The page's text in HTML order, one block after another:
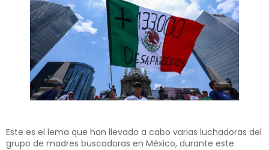
Este es el lema que han llevado a cabo varias luchadoras del
grupo de madres buscadoras en México, durante este